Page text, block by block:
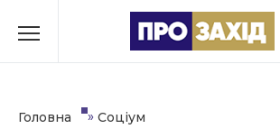
до
Головна » Соціум